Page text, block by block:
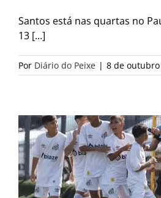
Santos está nas quartas no
13 [...]
Por Diário do Peixe | 8 de outubro